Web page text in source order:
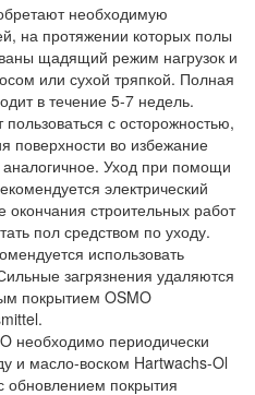
необходимую
на протяжении которых полы
щадящий режим нагрузок и
или сухой тряпкой. Полная
в течение 5-7 недель.
с осторожностью,
поверхности во избежание
Уход при помощи
электрический
окончания строительных работ
пол средством по уходу.
использовать
загрязнения удаляются
покрытием OSMO
необходимо периодически
и масло-воском Hartwachs-Ol
обновлением покрытия